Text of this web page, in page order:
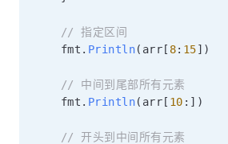
// 指定区间
	fmt
. Println( arr [ 8: 15] )
// 中间到尾部所有元素
	fmt
. Println( arr [ 10 : ] )
// 开头到中间所有元素